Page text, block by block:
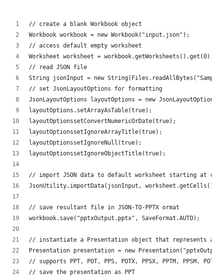
// create a blank Workbook object
Workbook workbook = new Workbook("input.json");
// access default empty worksheet
Worksheet worksheet = workbook.getWorksheets().get(0);
// read JSON file
String jsonInput = new
// set JsonLayoutOptions for formatting
JsonLayoutOptions layoutOptions = new
layoutOptions.setArrayAsTable(true);
layoutOptionssetConvertNumericOrDate(true);
layoutOptionssetIgnoreArrayTitle(true);
layoutOptionssetIgnoreNull(true);
layoutOptionssetIgnoreObjectTitle(true);
// import JSON data to default worksheet starting at
JsonUtility.importData(jsonInput,
// save resultant file in JSON-TO-PPTX ormat
workbook.save("pptxOutput.pptx", SaveFormat.AUTO);
// instantiate a Presentation object that represents a
Presentation presentation = new
// supports PPT, POT, PPS, POTX, PPSX, PPTM, PPSM,
// save the presentation as PPT